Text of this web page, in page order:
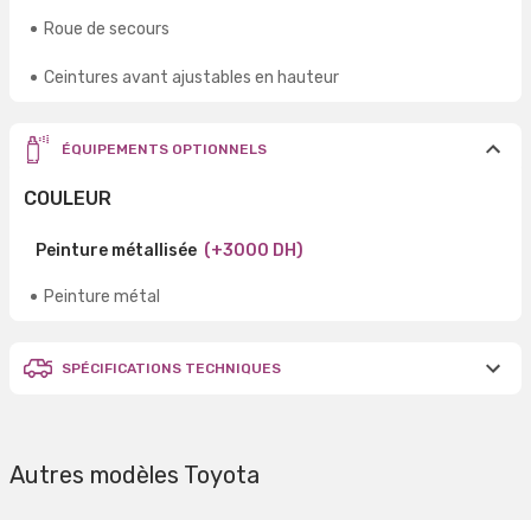
Roue de secours
Ceintures avant ajustables en hauteur
ÉQUIPEMENTS OPTIONNELS
COULEUR
Peinture métallisée (+3000 DH)
Peinture métal
SPÉCIFICATIONS TECHNIQUES
Autres modèles Toyota